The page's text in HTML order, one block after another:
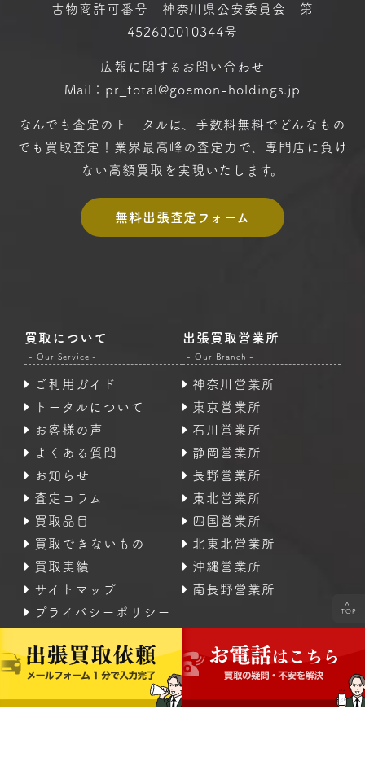
古物商許可番号 神奈川県公安委員会 第
452600010344号
広報に関するお問い合わせ
Mail：pr_total@goemon-holdings.jp
なんでも査定のトータルは、手数料無料で どんなもの
でも買取査定！ 業界最高峰の査定力で、専門店に 負け
ない高額買取を実現いたします。
無料出張査定フォーム
買取について
- Our Service -
ご利用ガイド
トータルについて
お客様の声
よくある質問
お知らせ
査定コラム
買取品目
買取できないもの
買取実績
サイトマップ
プライバシーポリシー
出張買取営業所
- Our Branch -
神奈川営業所
東京営業所
石川営業所
静岡営業所
長野営業所
東北営業所
四国営業所
北東北営業所
沖縄営業所
南長野営業所
Copyright © 2016 - 2024 【公式】 不用品の出張査定・
高価買取｜なんでも査定のトータル All Rights Reserved.
<
TOP